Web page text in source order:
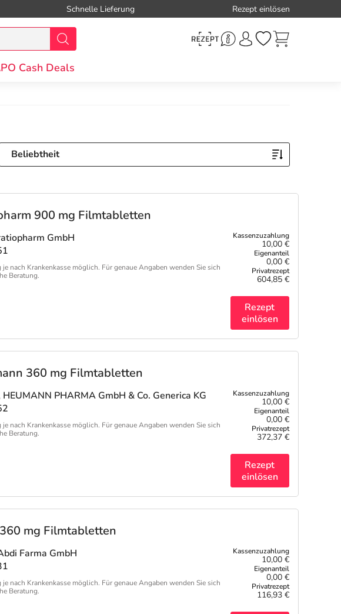
Schnelle Lieferung Rezept einlösen
Cash Deals
Beliebtheit
900 mg Filmtabletten
GmbH
nach Krankenkasse möglich. Für genaue Angaben wenden Sie sich
Beratung.
10,00 €
0,00 €
604,85 €
Rezept
einlösen
360 mg Filmtabletten
HEUMANN PHARMA GmbH & Co. Generica KG
nach Krankenkasse möglich. Für genaue Angaben wenden Sie sich
Beratung.
10,00 €
0,00 €
372,37 €
Rezept
einlösen
mg Filmtabletten
Farma GmbH
nach Krankenkasse möglich. Für genaue Angaben wenden Sie sich
Beratung.
10,00 €
0,00 €
116,93 €